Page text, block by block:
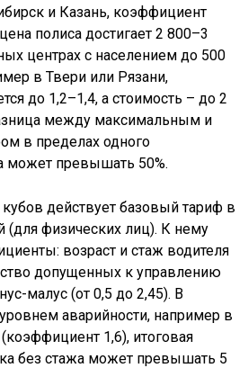
и Казань, коэффициент
полиса достигает 2 800–3
центрах с населением до 500
в Твери или Рязани,
до 1,2–1,4, а стоимость – до 2
между максимальным и
в пределах одного
может превышать 50%.
действует базовый тариф в
(для физических лиц). К нему
возраст и стаж водителя
допущенных к управлению
малус (от 0,5 до 2,45). В
аварийности, например в
1,6), итоговая
без стажа может превышать 5